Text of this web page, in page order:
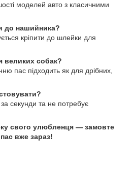
моделей авто з класичними
до нашийника?
кріпити до шлейки для
великих собак?
пас підходить як для дрібних,
секунди та не потребує
свого улюбленця — замовте
вже зараз!